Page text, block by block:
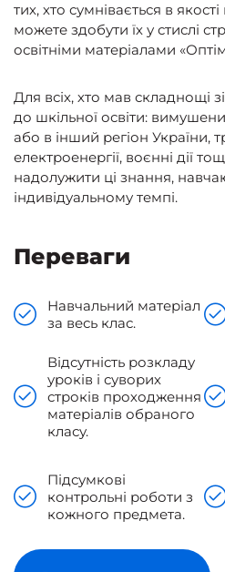
тих, хто сумнівається в
можете здобути їх у стислі
освітніми матеріалами
Для всіх, хто мав складнощі
до шкільної освіти:
або в інший регіон України,
електроенергії, воєнні дії
надолужити ці знання,
індивідуальному темпі.
Переваги
Навчальний матеріал
за весь клас.
Відсутність розкладу
уроків і суворих
строків проходження
матеріалів обраного
класу.
Підсумкові
контрольні роботи з
кожного предмета.